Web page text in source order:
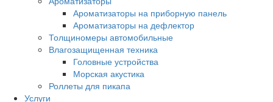
Ароматизаторы на приборную панель
Ароматизаторы на дефлектор
Толщиномеры автомобильные
Влагозащищенная техника
Головные устройства
Морская акустика
Роллеты для пикапа
Услуги